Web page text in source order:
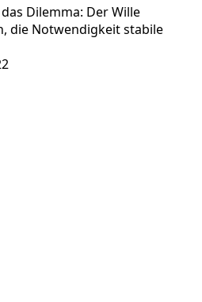
Dilemma: Der Wille
die Notwendigkeit stabile